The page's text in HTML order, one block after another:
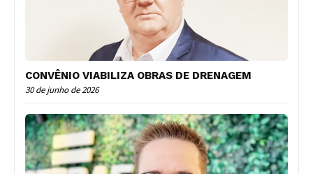
CONVÊNIO VIABILIZA OBRAS DE DRENAGEM
30 de junho de 2026